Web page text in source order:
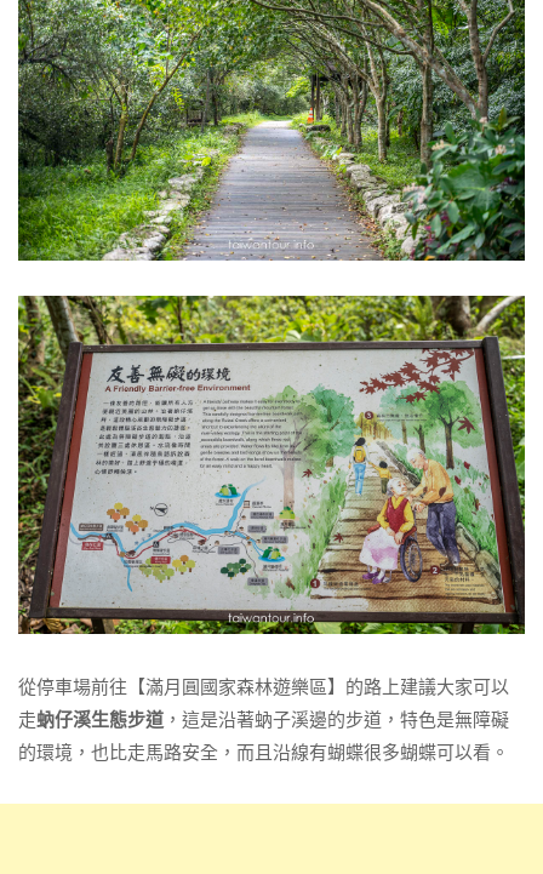
從停車場前往【滿月圓國家森林遊樂區】的路上建議大家可以
走蚋仔溪生態步道 ，這是沿著蚋子溪邊的步道，特色是無障礙
的環境，也比走馬路安全，而且沿線有蝴蝶很多蝴蝶可以看。